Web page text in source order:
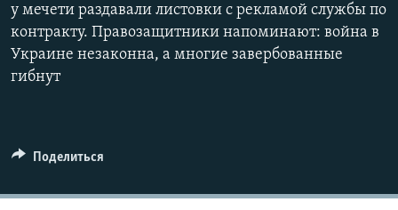
Auto 240p 360p 480p
1080p
у мечети раздавали листовки с рекламой службы по
контракту. Правозащитники напоминают: война в
Украине незаконна, а многие завербованные
гибнут
Поделиться